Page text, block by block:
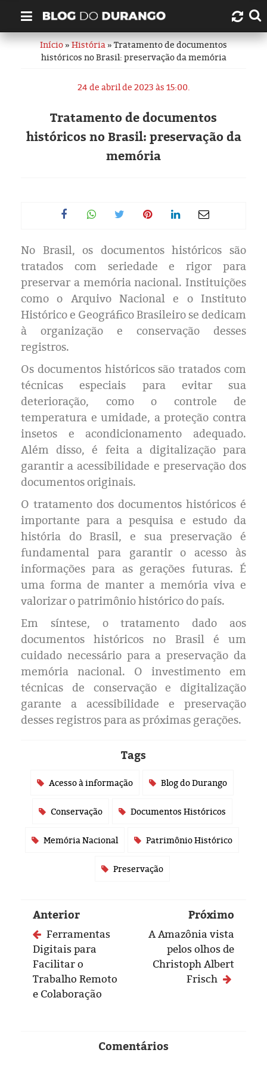
Quem é Durango Duarte?
Links úteis
Contato
Artigos
Manaus
Eleições 2024
Pesquisas
Política
Livros
Início»História» Tratamento de documentos
históricos no Brasil: preservação da memória
24 de abril de 2023 às 15:00.
Tratamento de documentos
históricos no Brasil: preservação da
memória
No Brasil, os documentos históricos são
tratados com seriedade e rigor para
preservar a memória nacional. Instituições
como o Arquivo Nacional e o Instituto
Histórico e Geográfico Brasileiro se dedicam
à organização e conservação desses
registros.
Os documentos históricos são tratados com
técnicas especiais para evitar sua
deterioração, como o controle de
temperatura e umidade, a proteção contra
insetos e acondicionamento adequado.
Além disso, é feita a digitalização para
garantir a acessibilidade e preservação dos
documentos originais.
O tratamento dos documentos históricos é
importante para a pesquisa e estudo da
história do Brasil, e sua preservação é
fundamental para garantir o acesso às
informações para as gerações futuras. É
uma forma de manter a memória viva e
valorizar o patrimônio histórico do país.
Em síntese, o tratamento dado aos
documentos históricos no Brasil é um
cuidado necessário para a preservação da
memória nacional. O investimento em
técnicas de conservação e digitalização
garante a acessibilidade e preservação
desses registros para as próximas gerações.
Tags
Acesso à informação Blog do Durango
Conservação Documentos Históricos
Memória Nacional Patrimônio Histórico
Preservação
Anterior
Ferramentas
Digitais para
Facilitar o
Trabalho Remoto
e Colaboração
Próximo
A Amazônia vista
pelos olhos de
Christoph Albert
Frisch
Comentários